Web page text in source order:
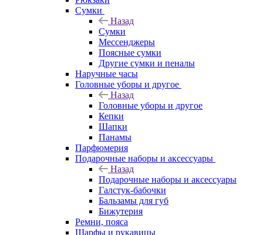
Сумки
Назад
Сумки
Мессенджеры
Поясные сумки
Другие сумки и пеналы
Наручные часы
Головные уборы и другое
Назад
Головные уборы и другое
Кепки
Шапки
Панамы
Парфюмерия
Подарочные наборы и аксессуары
Назад
Подарочные наборы и аксессуары
Галстук-бабочки
Бальзамы для губ
Бижутерия
Ремни, пояса
Шарфы и рукавицы